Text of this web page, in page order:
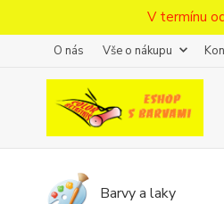
V termínu
O nás Vše o nákupu
Barvy a laky